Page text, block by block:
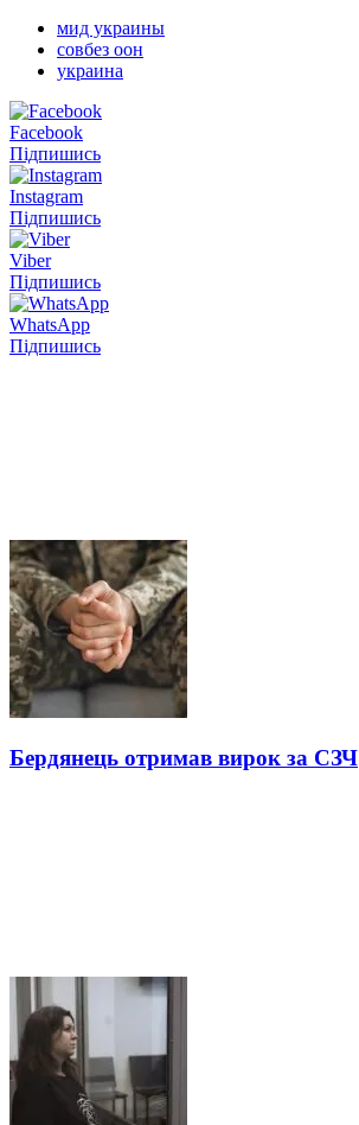
мид украины
совбез оон
украина
Facebook
Підпишись
Instagram
Підпишись
Viber
Підпишись
WhatsApp
Підпишись
Бердянець отримав вирок за СЗЧ